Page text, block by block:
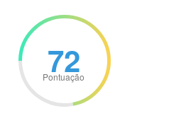
72
Pontuação